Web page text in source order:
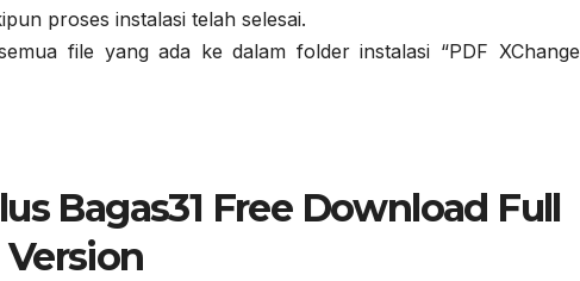
proses instalasi telah selesai.
file yang ada ke dalam folder instalasi “PDF XChange
Bagas31 Free Download Full
Version